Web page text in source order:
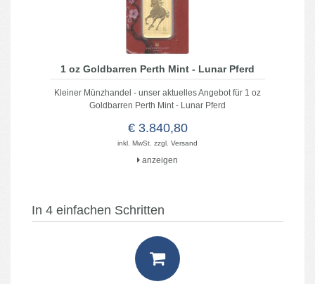
1 oz Goldbarren Perth Mint - Lunar Pferd
Kleiner Münzhandel - unser aktuelles Angebot für 1 oz
Goldbarren Perth Mint - Lunar Pferd
€ 3.840,80
anzeigen
inkl. MwSt. zzgl. Versand
In 4 einfachen Schritten